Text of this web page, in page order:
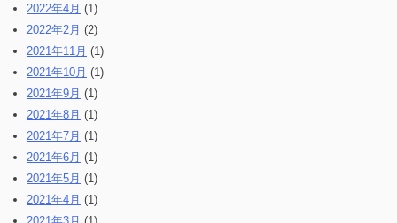
2022年4月 (1)
2022年2月 (2)
2021年11月 (1)
2021年10月 (1)
2021年9月 (1)
2021年8月 (1)
2021年7月 (1)
2021年6月 (1)
2021年5月 (1)
2021年4月 (1)